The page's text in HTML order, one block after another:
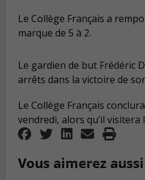
Le Collège Français a
marque de 5 à 2.
Le gardien de but Frédéric
arrêts dans la victoire de
Le Collège Français
vendredi, alors qu’il visitera
Vous aimerez aussi